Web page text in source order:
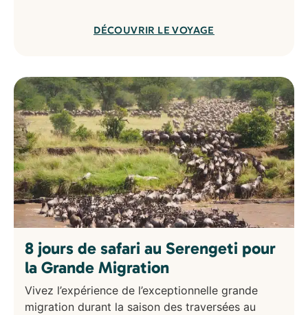
DÉCOUVRIR LE VOYAGE
8 jours de safari au Serengeti pour
la Grande Migration
Vivez l’expérience de l’exceptionnelle grande
migration durant la saison des traversées au